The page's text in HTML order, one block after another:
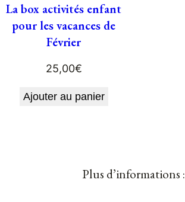
La box activités enfant
pour les vacances de
Février
25,00€
Ajouter au panier
Plus d’informations :